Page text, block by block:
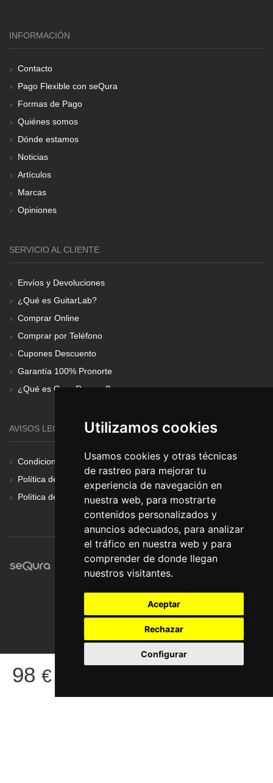
Utilizamos cookies
Usamos cookies y otras técnicas
de rastreo para mejorar tu
experiencia de navegación en
nuestra web, para mostrarte
contenidos personalizados y
anuncios adecuados, para analizar
el tráfico en nuestra web y para
comprender de donde llegan
nuestros visitantes.
Aceptar
Rechazar
Configurar
98 €
INFORMACIÓN
Contacto
Pago Flexible con seQura
Formas de Pago
Quiénes somos
Dónde estamos
Noticias
Artículos
Marcas
Opiniones
SERVICIO AL CLIENTE
Envíos y Devoluciones
¿Qué es GuitarLab?
Comprar Online
Comprar por Teléfono
Cupones Descuento
Garantía 100% Pronorte
¿Qué es Gear Renove?
AVISOS LEGALES
Condiciones Generales
Política de Cookies
Política de Privacidad
© Pronorte Sonido SL. Todos los derechos reservados.